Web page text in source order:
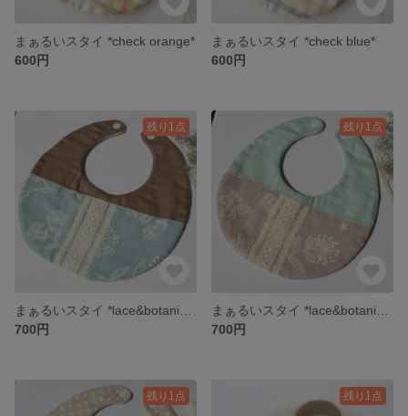
まぁるいスタイ *check orange*
600円
まぁるいスタイ *check blue*
600円
残り1点
700円
残り1点
700円
残り1点 残り1点